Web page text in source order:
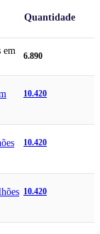
Quantidade
em
6.890
10.420
10.420
10.420